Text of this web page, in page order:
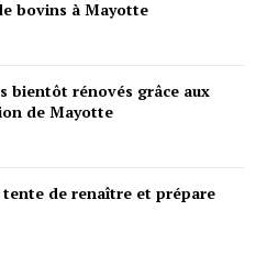
bovins à Mayotte
bientôt rénovés grâce aux
de Mayotte
de renaître et prépare